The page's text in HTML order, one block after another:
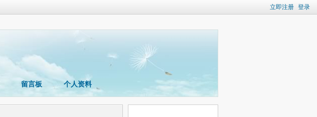
立即注册 登录
留言板 个人资料